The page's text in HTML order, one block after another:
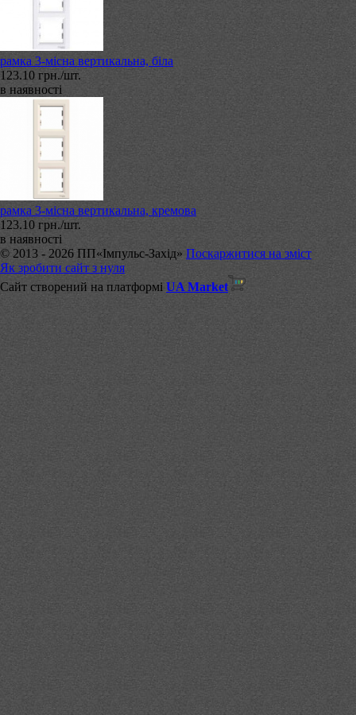
рамка 3-місна вертикальна, біла
123.10 грн./шт.
в наявності
рамка 3-місна вертикальна, кремова
123.10 грн./шт.
в наявності
© 2013 - 2026 ПП«Імпульс-Захід» Поскаржитися на зміст
Як зробити сайт з нуля
Сайт створений на платформі UA Market